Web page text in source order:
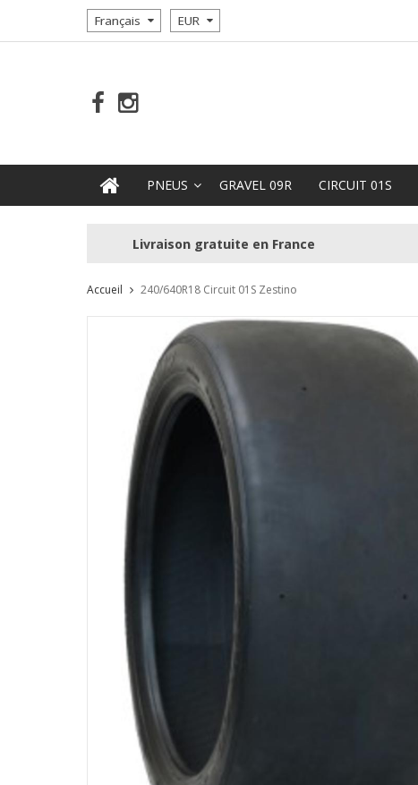
Français EUR
PNEUS GRAVEL 09R CIRCUIT 01S
Livraison gratuite en France
Accueil 240/640R18 Circuit 01S Zestino